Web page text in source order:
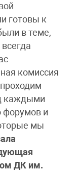
готовы к
в теме,
комиссия
каждыми
форумов и
мы
ДК им.